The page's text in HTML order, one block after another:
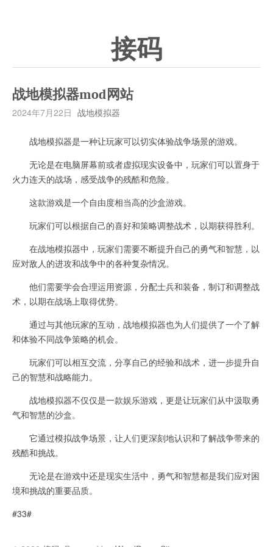
接码
战地模拟器mod网站
2024年7月22日 战地模拟器
战地模拟器是一种让玩家可以切实体验战争场景的游戏。
无论是在电脑屏幕前或者虚拟现实设备中，玩家们可以置身于
火力连天的战场，感受战争的残酷和危险。
这款游戏是一个自由度相当高的沙盒游戏。
玩家们可以根据自己的喜好和策略调整战术，以期获得胜利。
在战地模拟器中，玩家们需要不断提升自己的勇气和智慧，以
应对敌人的进攻和战争中的各种复杂情况。
他们需要学会合理运用资源，分配士兵和装备，制订和调整战
术，以期在战场上取得优势。
通过与其他玩家的互动，战地模拟器也为人们提供了一个了解
和体验不同战争策略的机会。
玩家们可以相互交流，分享自己的经验和战术，进一步提升自
己的智慧和战略能力。
战地模拟器不仅仅是一款娱乐游戏，更是让玩家们从中汲取勇
气和智慧的沙盒。
它通过模拟战争场景，让人们更深刻地认识和了解战争带来的
残酷和挑战。
无论是在游戏中还是现实生活中，勇气和智慧都是我们应对困
境和挑战的重要品质。
#33#